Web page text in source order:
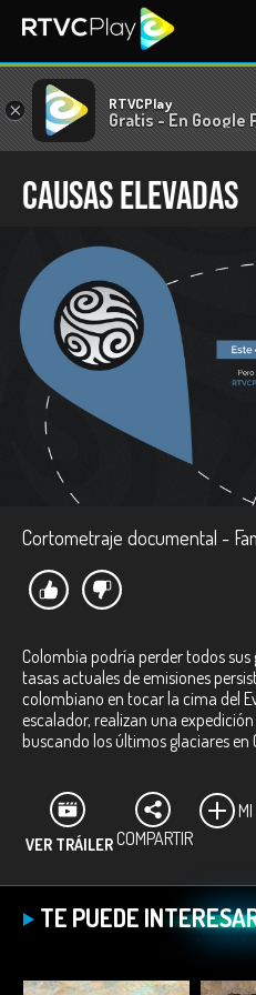
× RTVCPlay
Gratis - En Google
Causas Elevadas
Cortometraje documental -
Colombia podría perder todos
tasas actuales de emisiones
colombiano en tocar la cima del
escalador, realizan una
buscando los últimos glaciares en
VER TRÁILERCOMPARTIR
TE PUEDE